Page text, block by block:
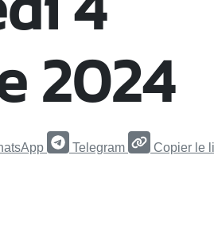
2024
Telegram Copier le